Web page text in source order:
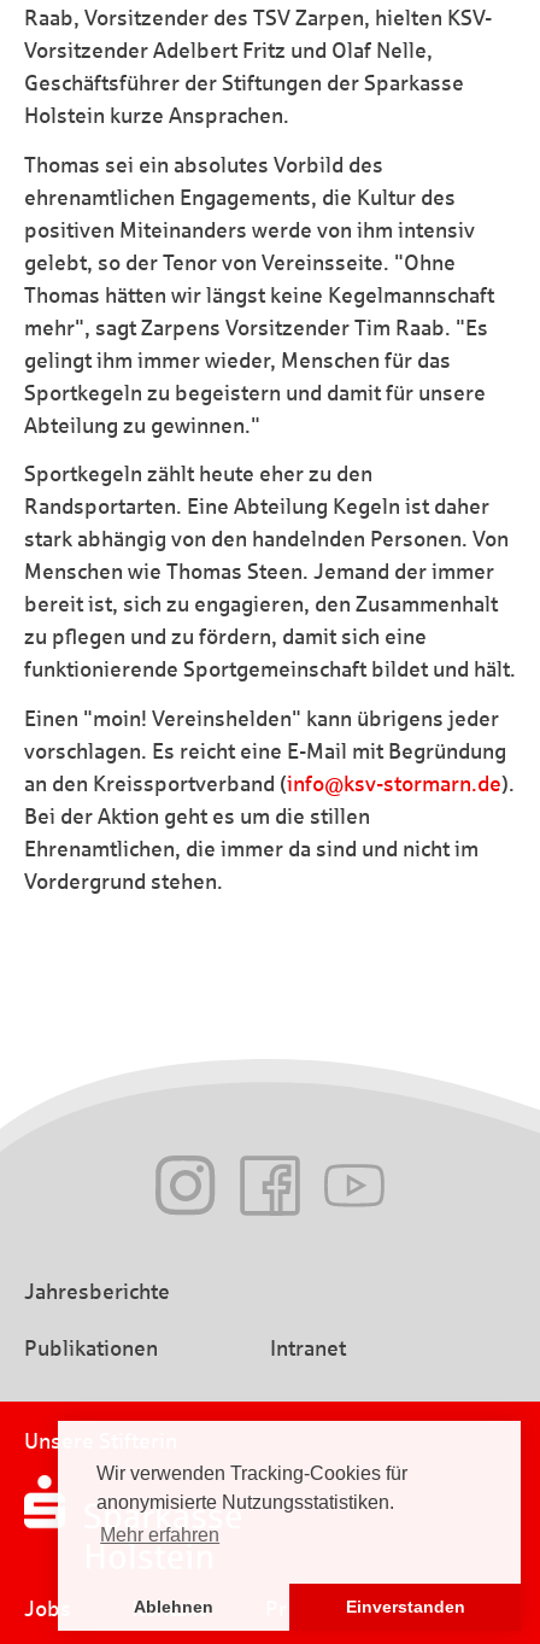
Wir verwenden Tracking-Cookies für
anonymisierte Nutzungsstatistiken.
Mehr erfahren
Ablehnen Einverstanden
Raab, Vorsitzender des TSV Zarpen, hielten KSV-
Vorsitzender Adelbert Fritz und Olaf Nelle,
Geschäftsführer der Stiftungen der Sparkasse
Holstein kurze Ansprachen.
Thomas sei ein absolutes Vorbild des
ehrenamtlichen Engagements, die Kultur des
positiven Miteinanders werde von ihm intensiv
gelebt, so der Tenor von Vereinsseite. "Ohne
Thomas hätten wir längst keine Kegelmannschaft
mehr", sagt Zarpens Vorsitzender Tim Raab. "Es
gelingt ihm immer wieder, Menschen für das
Sportkegeln zu begeistern und damit für unsere
Abteilung zu gewinnen."
Sportkegeln zählt heute eher zu den
Randsportarten. Eine Abteilung Kegeln ist daher
stark abhängig von den handelnden Personen. Von
Menschen wie Thomas Steen. Jemand der immer
bereit ist, sich zu engagieren, den Zusammenhalt
zu pflegen und zu fördern, damit sich eine
funktionierende Sportgemeinschaft bildet und hält.
Einen "moin! Vereinshelden" kann übrigens jeder
vorschlagen. Es reicht eine E-Mail mit Begründung
an den Kreissportverband (info@ksv-stormarn.de).
Bei der Aktion geht es um die stillen
Ehrenamtlichen, die immer da sind und nicht im
Vordergrund stehen.
Jahresberichte
Publikationen Intranet
Unsere Stifterin
Jobs Kontakt Impressum